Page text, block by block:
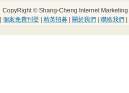
CopyRight © Shang-Cheng Internet
個案免費刊登| 精英招募| 關於我們 聯絡我們